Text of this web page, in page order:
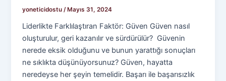
yoneticidostu/Mayıs 31, 2024
Liderlikte Farklılaştıran Faktör: Güven Güven nasıl
oluşturulur, geri kazanılır ve sürdürülür? Güvenin
nerede eksik olduğunu ve bunun yarattığı sonuçları
ne sıklıkta düşünüyorsunuz? Güven, hayatta
neredeyse her şeyin temelidir. Başarı ile başarısızlık